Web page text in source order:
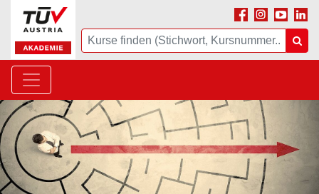
Suche
Facebook
Instagram
Youtube